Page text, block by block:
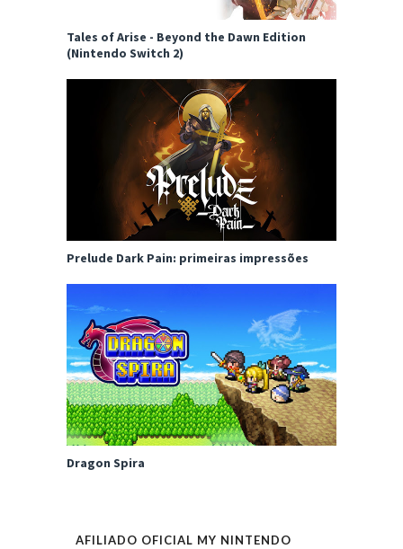
Tales of Arise - Beyond the Dawn Edition
(Nintendo Switch 2)
Prelude Dark Pain: primeiras impressões
Dragon Spira
AFILIADO OFICIAL MY NINTENDO